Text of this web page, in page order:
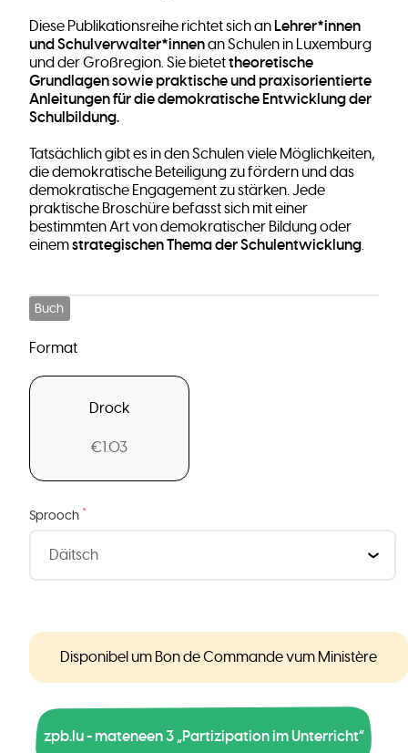
Diese Publikationsreihe richtet sich anLehrer*innen
und Schulverwalter*innenan Schulen in Luxemburg
und der Großregion. Sie bietettheoretische
Grundlagen sowie praktische und praxisorientierte
Anleitungen für die demokratische Entwicklung der
Schulbildung.
Tatsächlich gibt es in den Schulen viele Möglichkeiten,
die demokratische Beteiligung zu fördern und das
demokratische Engagement zu stärken. Jede
praktische Broschüre befasst sich mit einer
bestimmten Art von demokratischer Bildung oder
einemstrategischen Thema der Schulentwicklung.
Buch
Format
Drock
€1.03
Sprooch *
Disponibel um Bon de Commande vum Ministère
zpb.lu - mateneen 3 „Partizipation im Unterricht“